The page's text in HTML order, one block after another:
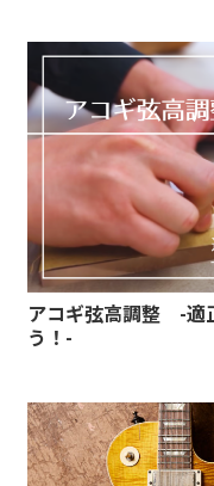
アコギ弦高調整 -適
う！-